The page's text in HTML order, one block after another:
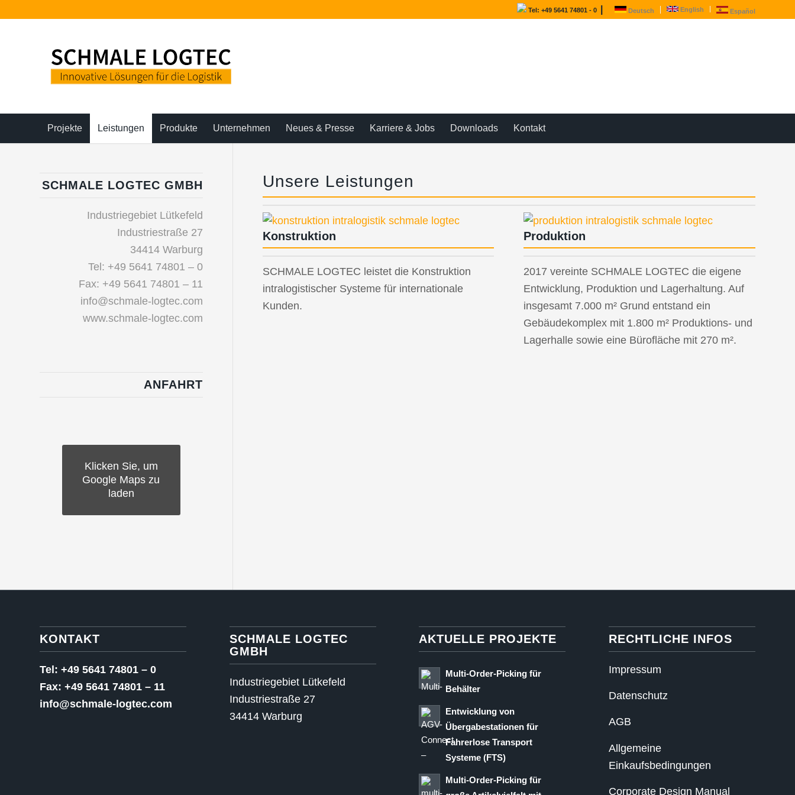
Deutsch English Español
Tel: +49 5641 74801 - 0
Projekte Leistungen Produkte Unternehmen Neues & Presse Karriere & Jobs Downloads Kontakt
Unsere Leistungen
Konstruktion
SCHMALE LOGTEC leistet die Konstruktion
intralogistischer Systeme für internationale
Kunden.
Produktion
2017 vereinte SCHMALE LOGTEC die eigene
Entwicklung, Produktion und Lagerhaltung. Auf
insgesamt 7.000 m² Grund entstand ein
Gebäudekomplex mit 1.800 m² Produktions- und
Lagerhalle sowie eine Bürofläche mit 270 m².
SCHMALE LOGTEC GMBH
Industriegebiet Lütkefeld
Industriestraße 27
34414 Warburg
Tel: +49 5641 74801 – 0
Fax: +49 5641 74801 – 11
info@schmale-logtec.com
www.schmale-logtec.com
ANFAHRT
Klicken Sie, um
Google Maps zu
laden
KONTAKT
Tel: +49 5641 74801 – 0
Fax: +49 5641 74801 – 11
info@schmale-logtec.com
SCHMALE LOGTEC
GMBH
Industriegebiet Lütkefeld
Industriestraße 27
34414 Warburg
AKTUELLE PROJEKTE
Multi-Order-Picking für
Behälter
Entwicklung von
Übergabestationen für
Fahrerlose Transport
Systeme (FTS)
Multi-Order-Picking für
RECHTLICHE INFOS
Impressum
Datenschutz
AGB
Allgemeine
Einkaufsbedingungen
Corporate Design Manual